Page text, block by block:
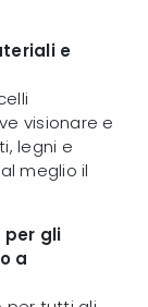
e
visionare e
legni e
meglio il
per gli
a